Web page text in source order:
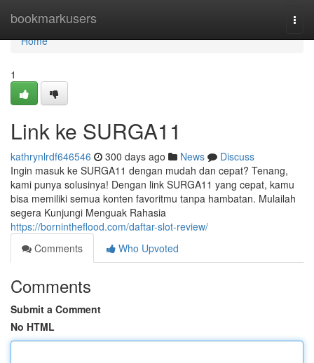
bookmarkusers
Home
Home
1
Link ke SURGA11
kathrynlrdf646546 300 days ago News
Discuss
Ingin masuk ke SURGA11 dengan mudah dan cepat? Tenang,
kami punya solusinya! Dengan link SURGA11 yang cepat, kamu
bisa memiliki semua konten favoritmu tanpa hambatan. Mulailah
segera Kunjungi Menguak Rahasia
https://bornintheflood.com/daftar-slot-review/
Comments
Who Upvoted
Comments
Submit a Comment
No HTML